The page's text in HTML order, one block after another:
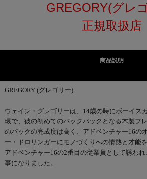
GREGORY(グレ
正規取扱店
商品説明
GREGORY (グレゴリー)
ウェイン・グレゴリーは、14歳の時にボーイス
環で、彼の初めてのバックパックとなる木製フ
のパックの完成度は高く、アドベンチャー16の
ー・ドロリンガーにモノづくりへの情熱と才能
アドベンチャー16の2番目の従業員として誘われ
事になりました。